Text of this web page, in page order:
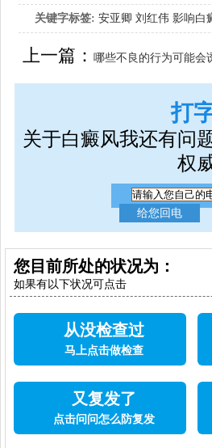
关键字标签: 安亚卿 刘红伟 影响白
女生应该如何治疗呢
上一篇：哪些不良的行为可能会
打
关于白癜风我还有问
权
您目前所处的状况为：
如果有以下状况可点击
从没检查过
马上点击做检查
又复发了
点击问问怎么防复发